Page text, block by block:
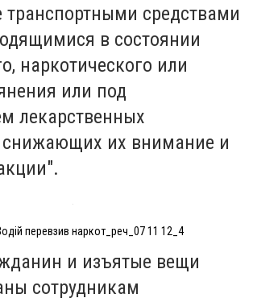
транспортными средствами
в состоянии
наркотического или
или под
лекарственных
снижающих их внимание и
перевзив наркот_реч_07 11 12_4
и изъятые вещи
сотрудникам